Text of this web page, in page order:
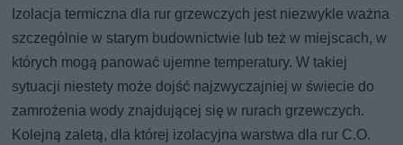
Izolacja termiczna dla rur grzewczych jest niezwykle ważna
szczególnie w starym budownictwie lub też w miejscach, w
których mogą panować ujemne temperatury. W takiej
sytuacji niestety może dojść najzwyczajniej w świecie do
zamrożenia wody znajdującej się w rurach grzewczych.
Kolejną zaletą, dla której izolacyjna warstwa dla rur C.O.